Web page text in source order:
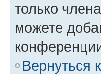
только
можете
Вернуться